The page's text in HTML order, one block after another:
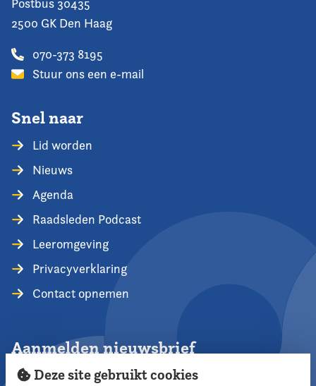
Postbus 30435
2500 GK Den Haag
070-373 8195
Stuur ons een e-mail
Snel naar
Lid worden
Nieuws
Agenda
Raadsleden Podcast
Leeromgeving
Privacyverklaring
Contact opnemen
Aanmelden nieuwsbrief
Deze site gebruikt cookies